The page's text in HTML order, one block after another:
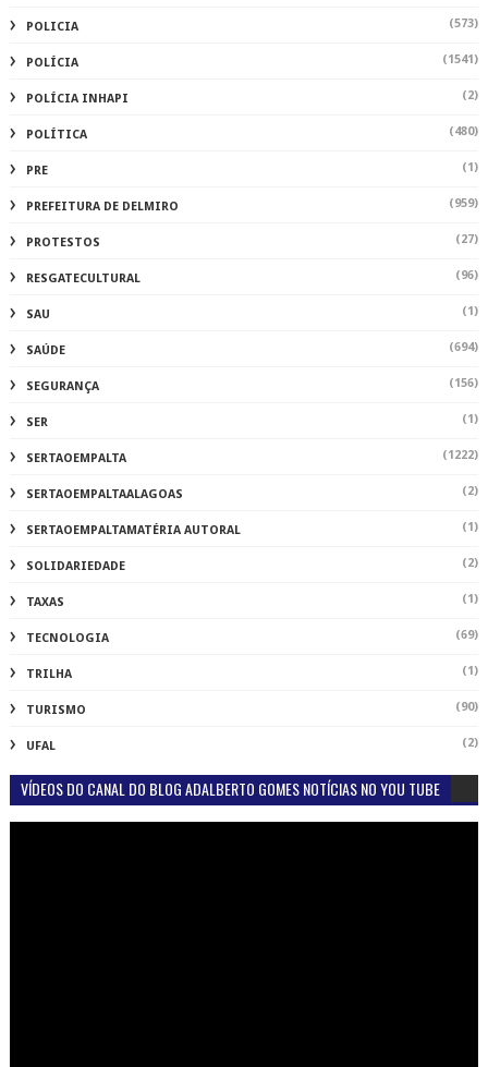
POLICIA (573)
POLÍCIA (1541)
POLÍCIA INHAPI (2)
POLÍTICA (480)
PRE (1)
PREFEITURA DE DELMIRO (959)
PROTESTOS (27)
RESGATECULTURAL (96)
SAU (1)
SAÚDE (694)
SEGURANÇA (156)
SER (1)
SERTAOEMPALTA (1222)
SERTAOEMPALTAALAGOAS (2)
SERTAOEMPALTAMATÉRIA AUTORAL (1)
SOLIDARIEDADE (2)
TAXAS (1)
TECNOLOGIA (69)
TRILHA (1)
TURISMO (90)
UFAL (2)
VÍDEOS DO CANAL DO BLOG ADALBERTO GOMES NOTÍCIAS NO YOU TUBE